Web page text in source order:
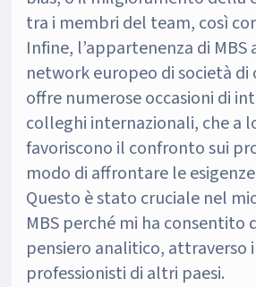
tra i membri del team, così
Infine, l’appartenenza di MBS
network europeo di società di
offre numerose occasioni di
colleghi internazionali, che a
favoriscono il confronto sui
modo di affrontare le
Questo è stato cruciale nel
MBS perché mi ha consentito
pensiero analitico, attraverso
professionisti di altri paesi.